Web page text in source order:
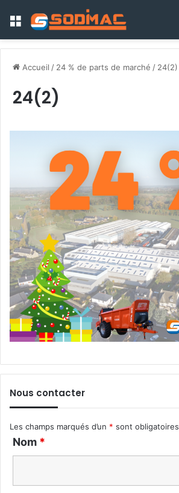
Menu
Accueil / 24 % de parts de marché / 24(2)
24(2)
Nous contacter
Les champs marqués d’un * sont obligatoires
Nom *